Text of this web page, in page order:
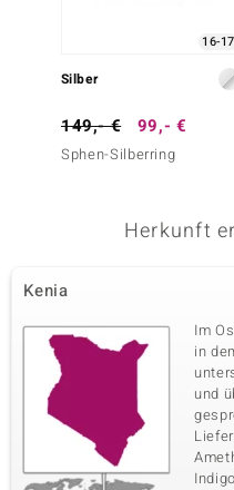
Idokras
0,117 ct
Fassung
16-17
Silber
149,- € 99,- €
Sphen-Silberring
Herkunft
Kenia
Im
in
und